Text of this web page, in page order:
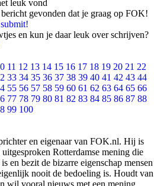
leuk vond
gevonden dat je graag op FOK!
en kun je daar leuk over schrijven?
11 12 13 14 15 16 17 18 19 20 21 22
33 34 35 36 37 38 39 40 41 42 43 44
55 56 57 58 59 60 61 62 63 64 65 66
77 78 79 80 81 82 83 84 85 86 87 88
99 100
en eigenaar van FOK.nl. Hij is
Rotterdamse mening die
en bezit de bizarre eigenschap mensen
nooit de bedoeling is. Houdt van
wil vooral nieuws met een mening.